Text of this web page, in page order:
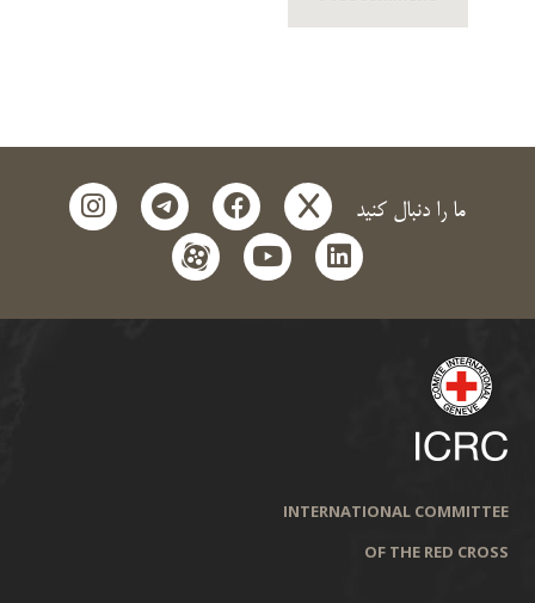
ما را دنبال کنید x
facebook
telegram
instagram
linkedin
youtube
aparat
INTERNATIONAL COMMITTEE
OF THE RED CROSS